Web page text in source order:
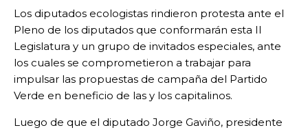
Los diputados ecologistas rindieron protesta ante el
Pleno de los diputados que conformarán esta II
Legislatura y un grupo de invitados especiales, ante
los cuales se comprometieron a trabajar para
impulsar las propuestas de campaña del Partido
Verde en beneficio de las y los capitalinos.
Luego de que el diputado Jorge Gaviño, presidente